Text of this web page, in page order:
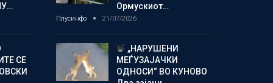
СЕ
Ормускиот…
Плусинфо 21/07/2026
„НАРУШЕНИ
МЕЃУЗАЈАЧКИ
ОДНОСИ“ ВО КУНОВО